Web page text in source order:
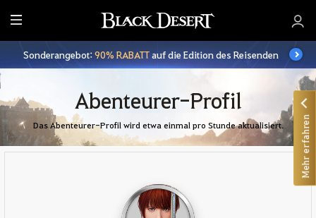
A
l
l Sonderangebot:90% RABATTauf die Edition des Reisenden
Abenteurer-Profil
Das Abenteurer-Profil wird etwa einmal pro Stunde aktualisiert. Mehr erfahren